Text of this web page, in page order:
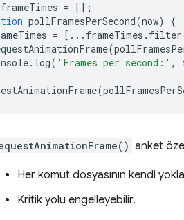
frameTimes = [];
pollFramesPerSecond(now)
{
= [... frameTimes . filter
(
. log( 'Frames per second:' ,
(
anket
Her komut dosyasının kendi
Kritik yolu engelleyebilir.